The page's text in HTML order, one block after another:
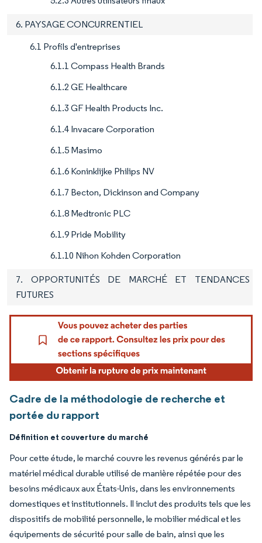
6. PAYSAGE CONCURRENTIEL
6.1 Profils d'entreprises
6.1.1 Compass Health Brands
6.1.2 GE Healthcare
6.1.3 GF Health Products Inc.
6.1.4 Invacare Corporation
6.1.5 Masimo
6.1.6 Koninklijke Philips NV
6.1.7 Becton, Dickinson and Company
6.1.8 Medtronic PLC
6.1.9 Pride Mobility
6.1.10 Nihon Kohden Corporation
7. OPPORTUNITÉS DE MARCHÉ ET TENDANCES
FUTURES
Cadre de la méthodologie de recherche et
portée du rapport
Définition et couverture du marché
Pour cette étude, le marché couvre les revenus générés par le
matériel médical durable utilisé de manière répétée pour des
besoins médicaux aux États-Unis, dans les environnements
domestiques et institutionnels. Il inclut des produits tels que les
dispositifs de mobilité personnelle, le mobilier médical et les
équipements de sécurité pour salle de bain, ainsi que les